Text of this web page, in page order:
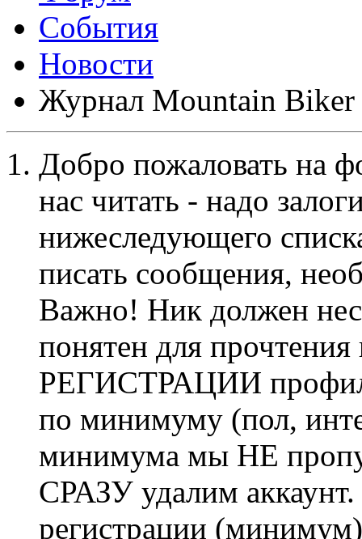
События
Новости
Журнал Mountain Biker
Добро пожаловать на
нас читать - надо
нижеследующего
писать сообщения,
Важно! Ник должен
понятен для
РЕГИСТРАЦИИ профиль
по минимуму (пол,
минимума мы НЕ
СРАЗУ удалим
регистрации